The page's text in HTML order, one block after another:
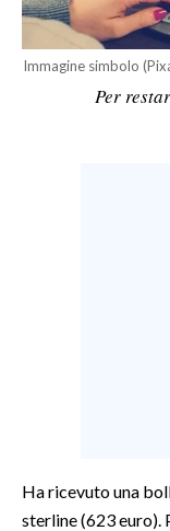
LAVORO
SPORT IN SARDEGNA
SPETTACOLI
Immagine simbolo
Per
Ha ricevuto una
sterline (623 euro).